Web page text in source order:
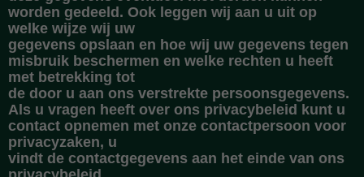
worden gedeeld. Ook leggen wij aan u uit op
welke wijze wij uw
gegevens opslaan en hoe wij uw gegevens tegen
misbruik beschermen en welke rechten u heeft
met betrekking tot
de door u aan ons verstrekte persoonsgegevens.
Als u vragen heeft over ons privacybeleid kunt u
contact opnemen met onze contactpersoon voor
privacyzaken, u
vindt de contactgegevens aan het einde van ons